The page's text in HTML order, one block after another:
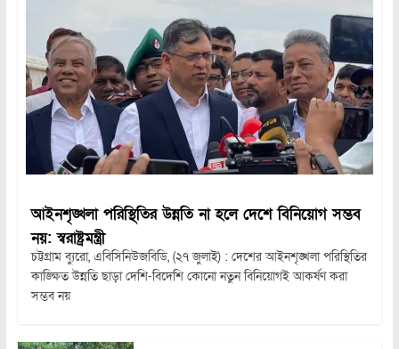
আইনশৃঙ্খলা পরিস্থিতির উন্নতি না হলে দেশে বিনিয়োগ সম্ভব
নয়: স্বরাষ্ট্রমন্ত্রী
চট্টগ্রাম ব্যুরো, এবিসিনিউজবিডি, (২৭ জুলাই) : দেশের আইনশৃঙ্খলা পরিস্থিতির
কাঙ্ক্ষিত উন্নতি ছাড়া দেশি-বিদেশি কোনো নতুন বিনিয়োগই আকর্ষণ করা
সম্ভব নয়